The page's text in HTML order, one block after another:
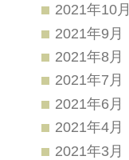
2021年10月
2021年9月
2021年8月
2021年7月
2021年6月
2021年4月
2021年3月